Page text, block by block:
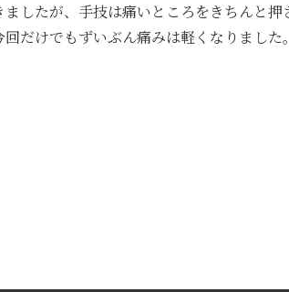
したが、手技は痛いところをきちんと
だけでもずいぶん痛みは軽くなりました